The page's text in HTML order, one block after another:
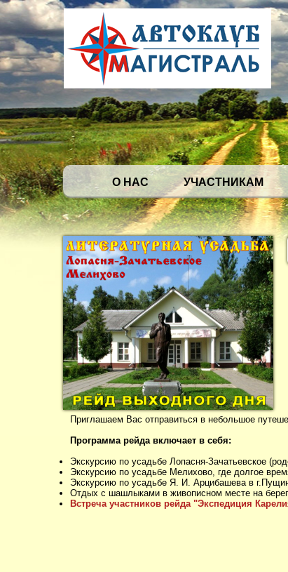
О НАС УЧАСТНИКАМ
Приглашаем Вас отправиться в небольшое
Программа рейда включает в себя:
Экскурсию по усадьбе Лопасня-Зачатьевское
Экскурсию по усадьбе Мелихово, где долгое
Экскурсию по усадьбе Я. И. Арцибашева в
Отдых с шашлыками в живописном месте на
Встреча участников рейда "Экспедиция